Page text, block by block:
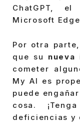
ChatGPT,
Microsoft
Por otra
que su
cometer
My AI es
puede
cosa.
deficiencias y